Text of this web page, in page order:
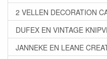
2 VELLEN DECORATION
DUFEX EN VINTAGE
JANNEKE EN LEANE